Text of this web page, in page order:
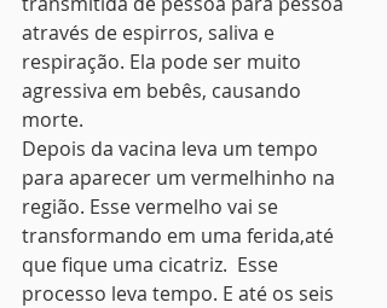
através de espirros, saliva e
respiração. Ela pode ser muito
agressiva em bebês, causando
morte.
Depois da vacina leva um tempo
para aparecer um vermelhinho na
região. Esse vermelho vai se
transformando em uma ferida,até
que fique uma cicatriz.  Esse
processo leva tempo. E até os seis